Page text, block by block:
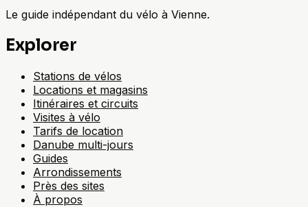
Le guide indépendant du vélo à Vienne.
Explorer
Stations de vélos
Locations et magasins
Itinéraires et circuits
Visites à vélo
Tarifs de location
Danube multi-jours
Guides
Arrondissements
Près des sites
À propos